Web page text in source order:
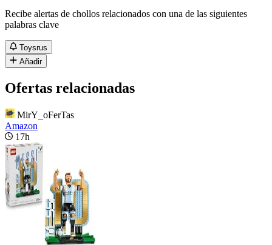
Recibe alertas de chollos relacionados con una de las siguientes
palabras clave
Toysrus
Añadir
Ofertas relacionadas
MirY_oFerTas
Amazon
17h